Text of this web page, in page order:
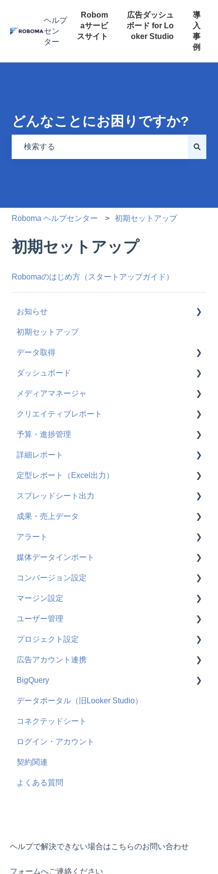
Robom
aサービ
スサイト
広告ダッシュ
ボード for Lo
oker Studio
導
入
事
例
Roboma ヘルプセンター 初期セットアップ
初期セットアップ
Robomaのはじめ方（スタートアップガイド）
お知らせ
新機能
機能改善
仕様変更
初期セットアップ
データ取得
メディア共通
Google広告
Meta広告
TikTok広告
X広告
Microsoft広告
ダッシュボード
使い方
よくある質問
メディアマネージャ
使い方
よくある質問
クリエイティブレポート
使い方
よくある質問
予算・進捗管理
使い方
よくある質問
詳細レポート
使い方
よくある質問
定型レポート（Excel出力）
使い方
よくある質問
スプレッドシート出力
使い方
よくある質問
成果・売上データ
使い方
GA4
AD EBiS
WebAntenna
CATS
ecforce
Squad beyond
Salesforce
hubspot
Adjust
AppsFlyer
よくある質問
アラート
使い方
よくある質問
媒体データインポート
使い方
よくある質問
コンバージョン設定
使い方
よくある質問
マージン設定
使い方
ユーザー管理
使い方
よくある質問
プロジェクト設定
使い方
よくある質問
広告アカウント連携
使い方
よくある質問
Google
Microsoft
SmartNews
ChatGPT
BigQuery
機能概要
よくある質問
データポータル（旧Looker Studio）
コネクテッドシート
ログイン・アカウント
契約関連
よくある質問
ヘルプで解決できない場合はこちらのお問い合わせ
フォームへご連絡ください